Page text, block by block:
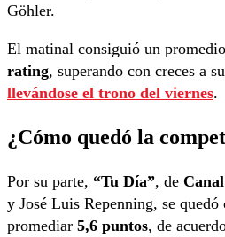
Göhler.
El matinal consiguió un
rating, superando con creces a
llevándose el trono del viernes.
¿Cómo quedó la
Por su parte, “Tu Día”, de
y José Luis Repenning, se
promediar 5,6 puntos, de